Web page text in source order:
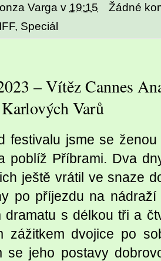
Varga v 19:15
Žádné
, Speciál
– Vítěz Cannes
Varů
festivalu jsme se
poblíž Příbrami. Dva
ještě vrátil ve snaze
po příjezdu na
dramatu s délkou tři a
zážitkem dvojice po
se jeho postavy